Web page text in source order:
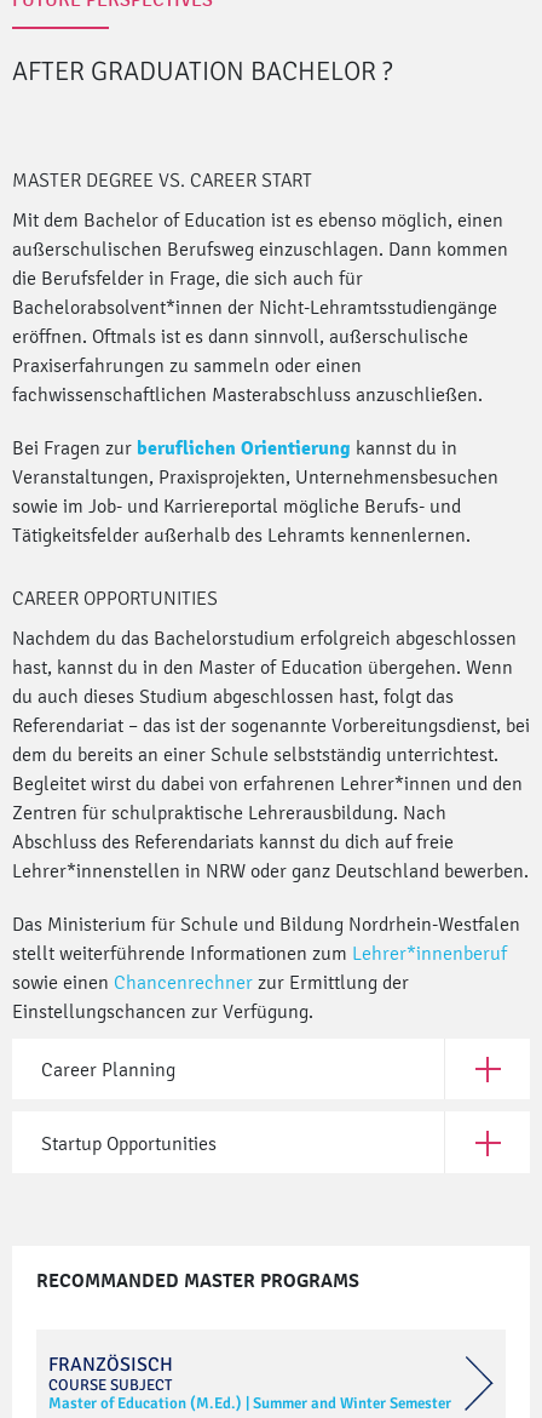
AFTER GRADUATION BACHELOR ?
MASTER DEGREE VS. CAREER START
Mit dem Bachelor of Education ist es ebenso möglich, einen
außerschulischen Berufsweg einzuschlagen. Dann kommen
die Berufsfelder in Frage, die sich auch für
Bachelorabsolvent*innen der Nicht-Lehramtsstudiengänge
eröffnen. Oftmals ist es dann sinnvoll, außerschulische
Praxiserfahrungen zu sammeln oder einen
fachwissenschaftlichen Masterabschluss anzuschließen.
Bei Fragen zur beruflichen Orientierung kannst du in
Veranstaltungen, Praxisprojekten, Unternehmensbesuchen
sowie im Job- und Karriereportal mögliche Berufs- und
Tätigkeitsfelder außerhalb des Lehramts kennenlernen.
CAREER OPPORTUNITIES
Nachdem du das Bachelorstudium erfolgreich abgeschlossen
hast, kannst du in den Master of Education übergehen. Wenn
du auch dieses Studium abgeschlossen hast, folgt das
Referendariat – das ist der sogenannte Vorbereitungsdienst, bei
dem du bereits an einer Schule selbstständig unterrichtest.
Begleitet wirst du dabei von erfahrenen Lehrer*innen und den
Zentren für schulpraktische Lehrerausbildung. Nach
Abschluss des Referendariats kannst du dich auf freie
Lehrer*innenstellen in NRW oder ganz Deutschland bewerben.
Das Ministerium für Schule und Bildung Nordrhein-Westfalen
stellt weiterführende Informationen zum Lehrer*innenberuf
sowie einen Chancenrechner zur Ermittlung der
Einstellungschancen zur Verfügung.
Career Planning Open
Startup Opportunities Open
RECOMMANDED MASTER PROGRAMS
FRANZÖSISCH
COURSE SUBJECT
Master of Education (M.Ed.) |Summer and Winter Semester